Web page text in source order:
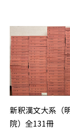
新釈漢文大系（
院）全131冊